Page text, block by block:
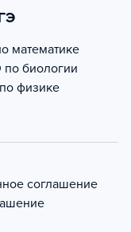
математике
биологии
физике
соглашение